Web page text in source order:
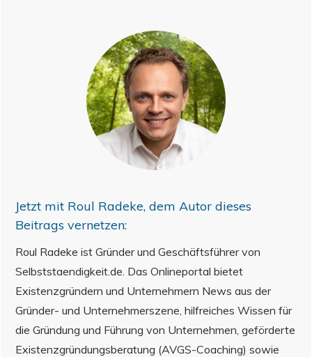
Jetzt mit Roul Radeke, dem Autor dieses
Beitrags vernetzen:
Roul Radeke ist Gründer und Geschäftsführer von
Selbststaendigkeit.de. Das Onlineportal bietet
Existenzgründern und Unternehmern News aus der
Gründer- und Unternehmerszene, hilfreiches Wissen für
die Gründung und Führung von Unternehmen, geförderte
Existenzgründungsberatung (AVGS-Coaching) sowie